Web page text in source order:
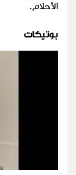
الأحلام.
بوتيكات